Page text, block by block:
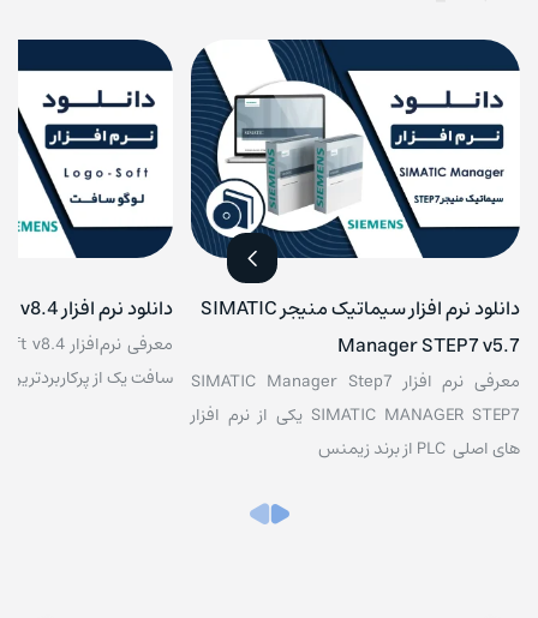
دانلود نرم افزار سیماتیک منیجر SIMATIC
Manager STEP7 v5.7
معرفی نرم افزار SIMATIC Manager Step7
SIMATIC MANAGER STEP7 یکی از نرم افزار
های اصلی PLC از برند زیمنس
دانلود نرم افزار LOGO! soft v8.4 زیمنس
سافت یک از